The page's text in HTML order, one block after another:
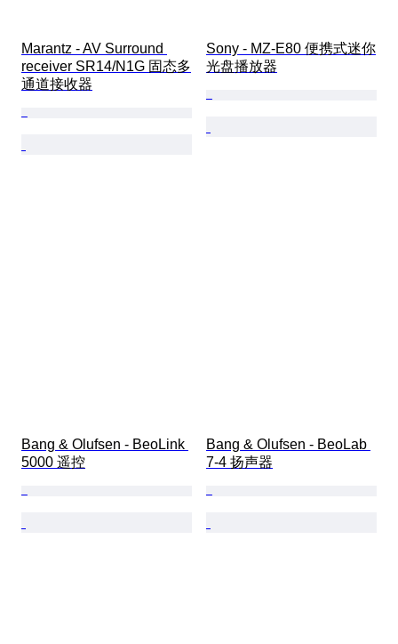
Marantz - AV Surround
receiver SR14/N1G 固态多
通道接收器
Sony - MZ-E80 便携式迷你
光盘播放器
Bang & Olufsen - BeoLink
5000 遥控
Bang & Olufsen - BeoLab
7-4 扬声器